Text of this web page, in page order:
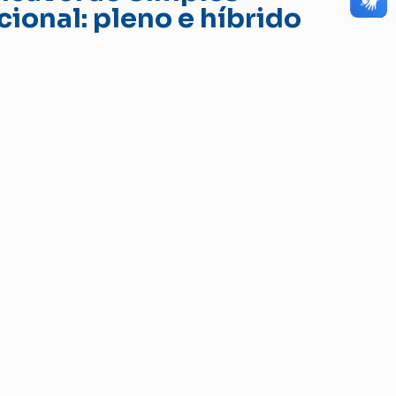
pleno e híbrido